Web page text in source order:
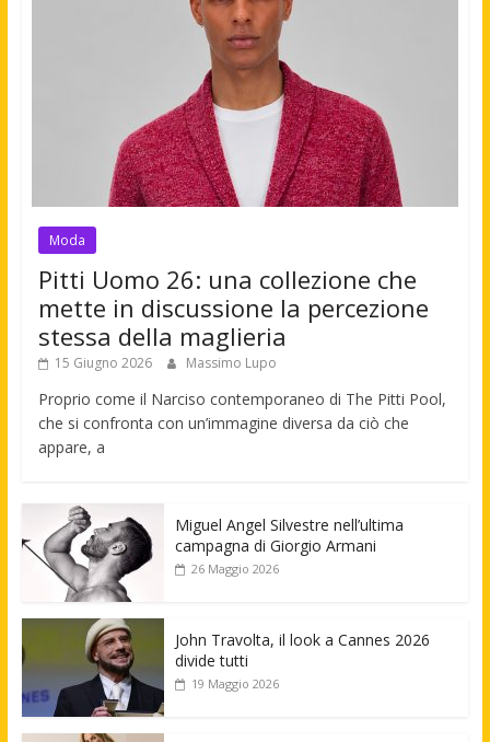
Moda
Pitti Uomo 26: una collezione che
mette in discussione la percezione
stessa della maglieria
15 Giugno 2026 Massimo Lupo
Proprio come il Narciso contemporaneo di The Pitti Pool,
che si confronta con un’immagine diversa da ciò che
appare, a
Miguel Angel Silvestre nell’ultima
campagna di Giorgio Armani
26 Maggio 2026
John Travolta, il look a Cannes 2026
divide tutti
19 Maggio 2026